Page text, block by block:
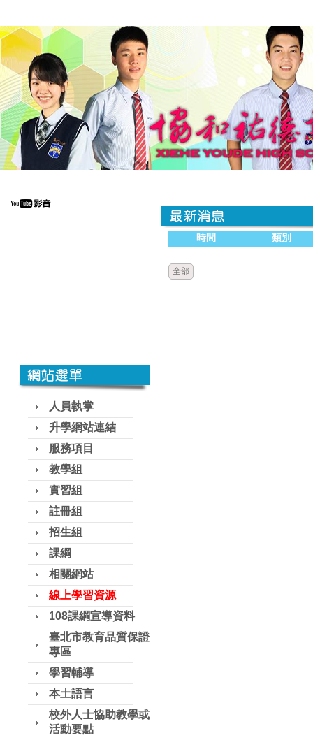
人員執掌
升學網站連結
服務項目
教學組
實習組
註冊組
招生組
課綱
相關網站
線上學習資源
108課綱宣導資料
臺北市教育品質保證
專區
學習輔導
本土語言
校外人士協助教學或
活動要點
時間 類別
全部